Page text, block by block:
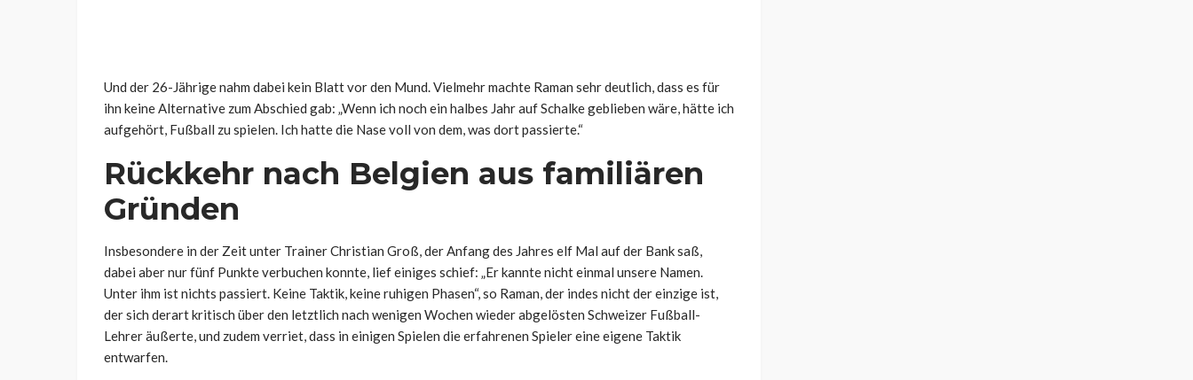
Und der 26-Jährige nahm dabei kein Blatt vor den Mund. Vielmehr machte Raman sehr deutlich, dass es für
ihn keine Alternative zum Abschied gab: „Wenn ich noch ein halbes Jahr auf Schalke geblieben wäre, hätte ich
aufgehört, Fußball zu spielen. Ich hatte die Nase voll von dem, was dort passierte.“
Rückkehr nach Belgien aus familiären
Gründen
Insbesondere in der Zeit unter Trainer Christian Groß, der Anfang des Jahres elf Mal auf der Bank saß,
dabei aber nur fünf Punkte verbuchen konnte, lief einiges schief: „Er kannte nicht einmal unsere Namen.
Unter ihm ist nichts passiert. Keine Taktik, keine ruhigen Phasen“, so Raman, der indes nicht der einzige ist,
der sich derart kritisch über den letztlich nach wenigen Wochen wieder abgelösten Schweizer Fußball-
Lehrer äußerte, und zudem verriet, dass in einigen Spielen die erfahrenen Spieler eine eigene Taktik
entwarfen.